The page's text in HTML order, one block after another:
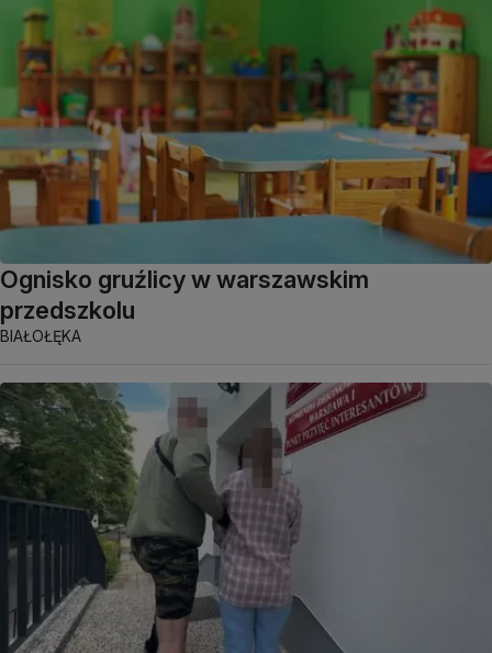
Ognisko gruźlicy w warszawskim
przedszkolu
BIAŁOŁĘKA